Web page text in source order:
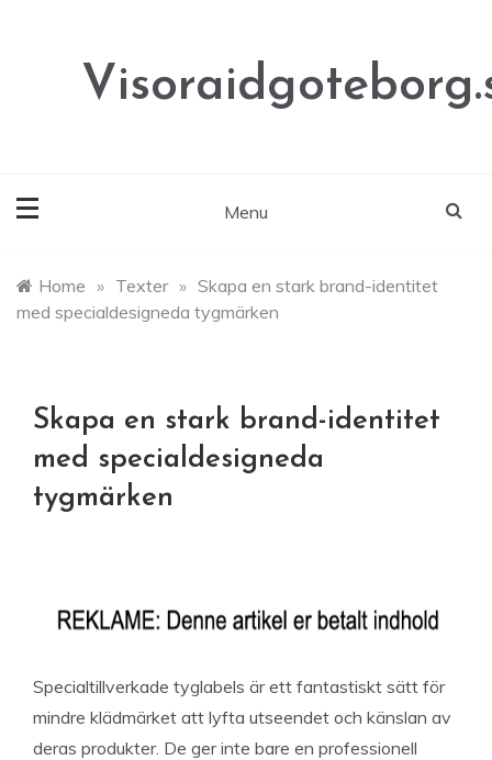
Menu
Home » Texter » Skapa en stark brand-identitet
med specialdesigneda tygmärken
Skapa en stark brand-identitet
med specialdesigneda
tygmärken
Specialtillverkade tyglabels är ett fantastiskt sätt för
mindre klädmärket att lyfta utseendet och känslan av
deras produkter. De ger inte bare en professionell